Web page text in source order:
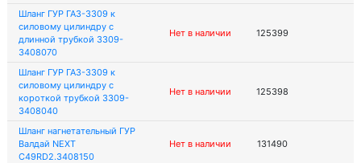
Шланг ГУР ГАЗ-3309 к
силовому цилиндру с
длинной трубкой 3309-
3408070
Нет в наличии 125399
Шланг ГУР ГАЗ-3309 к
силовому цилиндру с
короткой трубкой 3309-
3408040
Нет в наличии 125398
Шланг нагнетательный ГУР
Валдай NEXT
С49RD2.3408150
Нет в наличии 131490